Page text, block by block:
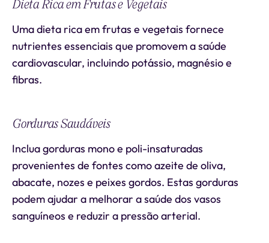
Dieta Rica em Frutas e Vegetais
Uma dieta rica em frutas e vegetais fornece
nutrientes essenciais que promovem a saúde
cardiovascular, incluindo potássio, magnésio e
fibras.
Gorduras Saudáveis
Inclua gorduras mono e poli-insaturadas
provenientes de fontes como azeite de oliva,
abacate, nozes e peixes gordos. Estas gorduras
podem ajudar a melhorar a saúde dos vasos
sanguíneos e reduzir a pressão arterial.